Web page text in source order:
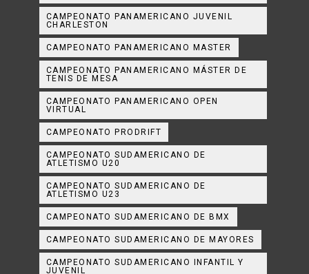
CAMPEONATO PANAMERICANO JUVENIL
CHARLESTON
CAMPEONATO PANAMERICANO MASTER
CAMPEONATO PANAMERICANO MÁSTER DE
TENIS DE MESA
CAMPEONATO PANAMERICANO OPEN
VIRTUAL
CAMPEONATO PRODRIFT
CAMPEONATO SUDAMERICANO DE
ATLETISMO U20
CAMPEONATO SUDAMERICANO DE
ATLETISMO U23
CAMPEONATO SUDAMERICANO DE BMX
CAMPEONATO SUDAMERICANO DE MAYORES
CAMPEONATO SUDAMERICANO INFANTIL Y
JUVENIL